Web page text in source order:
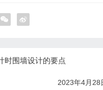
时围墙设计的要点
2023年4月28